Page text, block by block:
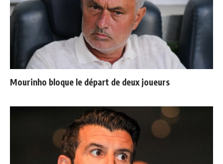
Mourinho bloque le départ de deux joueurs